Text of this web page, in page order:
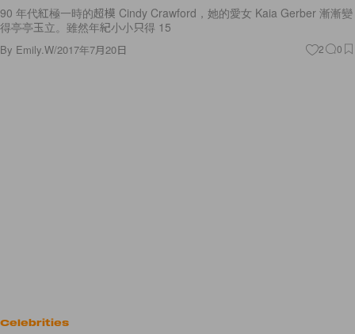
90 年代紅極一時的超模 Cindy Crawford，她的愛女 Kaia Gerber 漸漸變
得亭亭玉立。雖然年紀小小只得 15
By Emily.W/2017年7月20日 2 0
Celebrities